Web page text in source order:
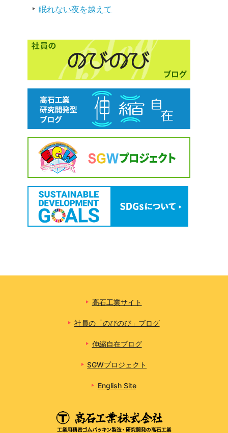
眠れない夜を越えて
高石工業サイト
社員の「のびのび」ブログ
伸縮自在ブログ
SGWプロジェクト
English Site